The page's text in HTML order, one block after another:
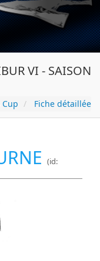
VI - SAISON
Fiche détaillée
(id: